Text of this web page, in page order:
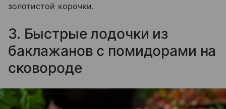
золотистой корочки.
3. Быстрые лодочки из
баклажанов с помидорами на
сковороде